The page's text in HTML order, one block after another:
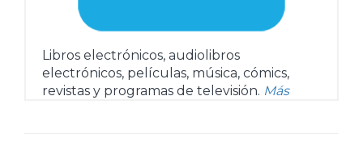
Libros electrónicos, audiolibros
electrónicos, películas, música, cómics,
revistas y programas de televisión. Más